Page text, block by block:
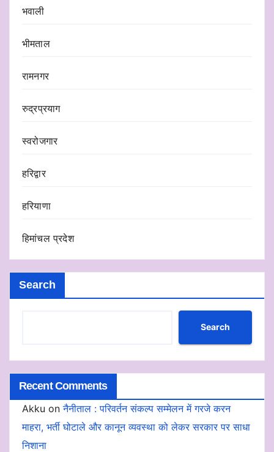
भवाली
भीमताल
रामनगर
रुद्रप्रयाग
स्वरोजगार
हरिद्वार
हरियाणा
हिमांचल प्रदेश
Search
Search
Recent Comments
Akku onनैनीताल : परिवर्तन संकल्प सम्मेलन में गरजे करन
माहरा, भर्ती घोटाले और कानून व्यवस्था को लेकर सरकार पर साधा
निशाना